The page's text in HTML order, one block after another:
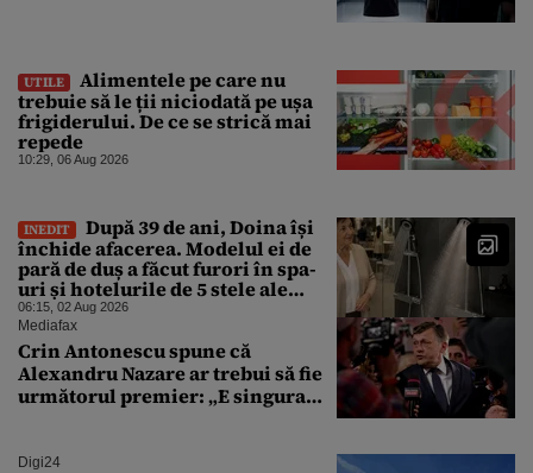
UTILE
Alimentele pe care nu
trebuie să le ții niciodată pe ușa
frigiderului. De ce se strică mai
repede
10:29, 06 Aug 2026
INEDIT
După 39 de ani, Doina își
închide afacerea. Modelul ei de
pară de duș a făcut furori în spa-
uri și hotelurile de 5 stele ale
lumii. Ce nu a mai mers
06:15, 02 Aug 2026
Mediafax
Crin Antonescu spune că
Alexandru Nazare ar trebui să fie
următorul premier: „E singura
Digi24